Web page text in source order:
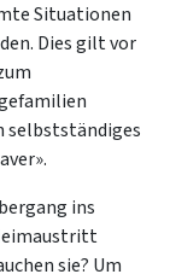
Situationen
Dies gilt vor
selbstständiges
ins
sie? Um